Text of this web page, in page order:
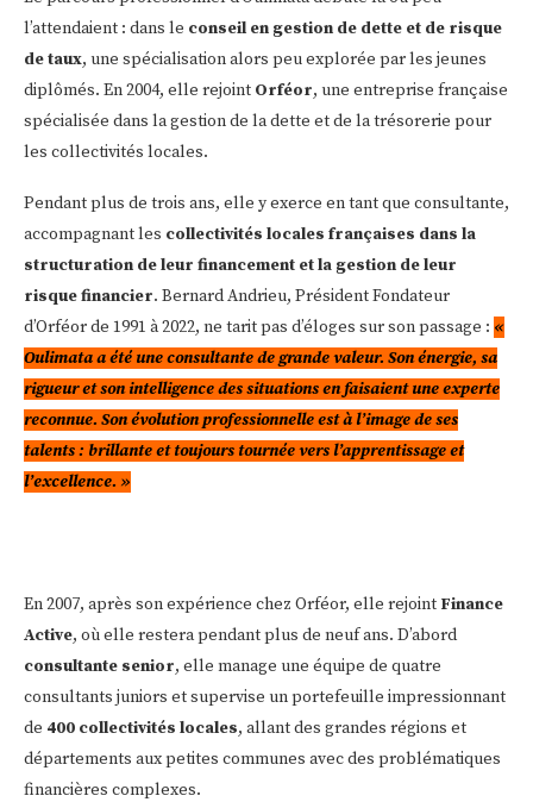
l’attendaient : dans le conseil en gestion de dette et de risque
de taux, une spécialisation alors peu explorée par les jeunes
diplômés. En 2004, elle rejoint Orféor, une entreprise française
spécialisée dans la gestion de la dette et de la trésorerie pour
les collectivités locales.
Pendant plus de trois ans, elle y exerce en tant que consultante,
accompagnant les collectivités locales françaises dans la
structuration de leur financement et la gestion de leur
risque financier. Bernard Andrieu, Président Fondateur
d’Orféor de 1991 à 2022, ne tarit pas d’éloges sur son passage : «
Oulimata a été une consultante de grande valeur. Son énergie, sa
rigueur et son intelligence des situations en faisaient une experte
reconnue. Son évolution professionnelle est à l’image de ses
talents : brillante et toujours tournée vers l’apprentissage et
l’excellence. »
En 2007, après son expérience chez Orféor, elle rejoint Finance
Active, où elle restera pendant plus de neuf ans. D’abord
consultante senior, elle manage une équipe de quatre
consultants juniors et supervise un portefeuille impressionnant
de 400 collectivités locales, allant des grandes régions et
départements aux petites communes avec des problématiques
financières complexes.